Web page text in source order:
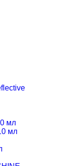
мл
мл